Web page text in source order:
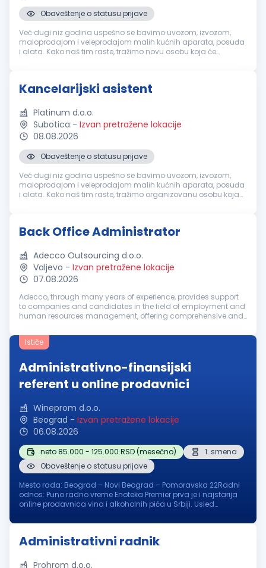
Obaveštenje o statusu prijave
Već dugi niz godina uspešno se bavimo uvozom, izvozom,
maloprodajom i veleprodajom malih kućnih aparata, posuđa
i alata. Kako naš tim raste, tražimo novu osobu koja će
Kancelarijski asistent
Platinum d.o.o.
Subotica - Izvan pretražene lokacije
08.08.2026
Obaveštenje o statusu prijave
Već dugi niz godina uspešno se bavimo uvozom, izvozom,
maloprodajom i veleprodajom malih kućnih aparata, posuđa
i alata. Kako naš tim raste, tražimo organizovanu osobu koja
Back Office Administrator
Adecco Outsourcing d.o.o.
Valjevo - Izvan pretražene lokacije
07.08.2026
Adecco, through many years of experience, provides support
to companies and candidates in the field of employment and
human resources management, offering comprehensive and
selection, through ...
Ističe
Administrativno-finansijski
referent u online prodavnici
Wineprom d.o.o.
Beograd - Izvan pretražene lokacije
06.08.2026
neto 85.000 - 125.000 RSD (mesečno)
1. smena
Obaveštenje o statusu prijave
Mesto rada: Beograd – Novi Beograd – Pomoravska 22Radni
odnos: Puno radno vreme Enoteka Premier prva je i najstarija
online prodavnica vina i alkoholnih pića u Srbiji. Usled
sistematičnu i pouzdanu osobu ...
Administrativni radnik
Prohrom d.o.o.